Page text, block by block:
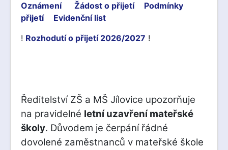
Oznámení
Žádost o přijetí
Podmínky
přijetí
Evidenční list
! Rozhodutí o přijetí 2026/2027 !
Ředitelství ZŠ a MŠ Jílovice upozorňuje
na pravidelné letní uzavření mateřské
školy. Důvodem je čerpání řádné
dovolené zaměstnanců v mateřské škole